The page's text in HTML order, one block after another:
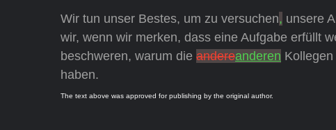
Wir tun unser Bestes, um zu versuchen, unsere
wir, wenn wir merken, dass eine Aufgabe erfüllt
beschweren, warum die andereanderen
haben.
The text above was approved for publishing by the original author.